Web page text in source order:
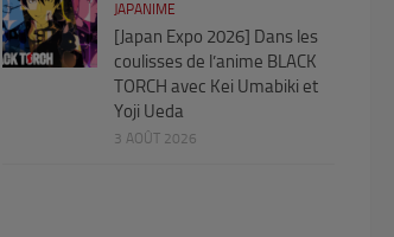
JAPANIME
[Japan Expo 2026] Dans les
coulisses de l’anime BLACK
TORCH avec Kei Umabiki et
Yoji Ueda
3 AOÛT 2026